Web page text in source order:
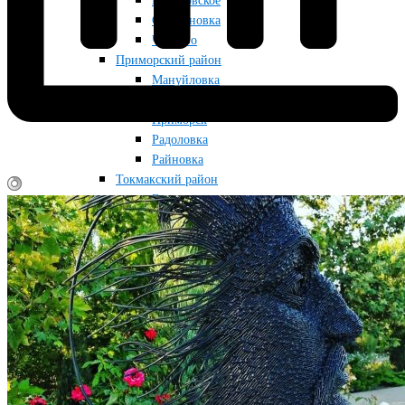
Строгановка
Чкалово
Приморский район
Мануйловка
Приморск
Радоловка
Райновка
Токмакский район
Благодатное
Грушевка
Кутузовка
Луговка
Новопрокоповка
Остриковка
Токмак
Снегуровка
Фабричное
Червоногорка
Черниговский район